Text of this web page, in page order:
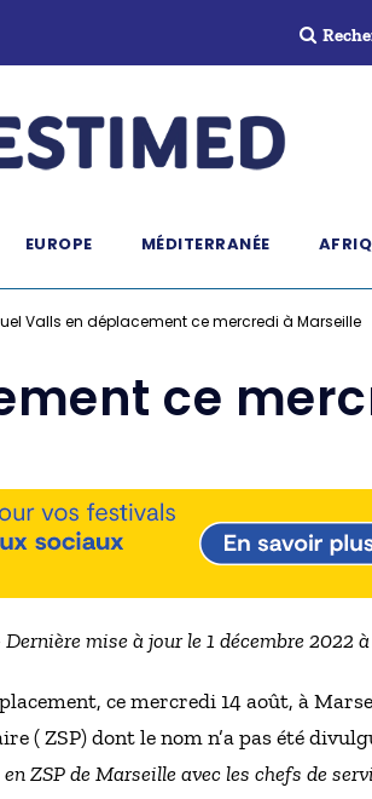
EUROPE MÉDITERRANÉE
Valls en déplacement ce mercredi à Marseille
ce
mise à jour le 1 décembre 2022
ce mercredi 14 août, à
( ZSP) dont le nom n’a pas été
ZSP de Marseille avec les chefs de